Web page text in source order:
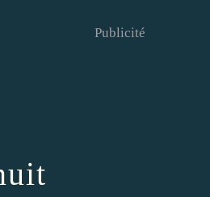
Publicité